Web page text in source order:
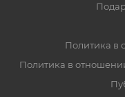
Политика в
Политика в